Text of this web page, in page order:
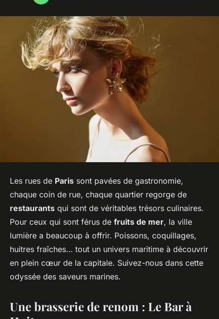
Les rues de Paris sont pavées de gastronomie,
chaque coin de rue, chaque quartier regorge de
restaurants qui sont de véritables trésors culinaires.
Pour ceux qui sont férus de fruits de mer, la ville
lumière a beaucoup à offrir. Poissons, coquillages,
huitres fraîches… tout un univers maritime à découvrir
en plein cœur de la capitale. Suivez-nous dans cette
odyssée des saveurs marines.
Une brasserie de renom : Le Bar à